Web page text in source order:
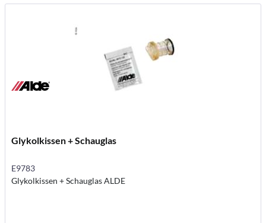
Glykolkissen + Schauglas
E9783
Glykolkissen + Schauglas ALDE